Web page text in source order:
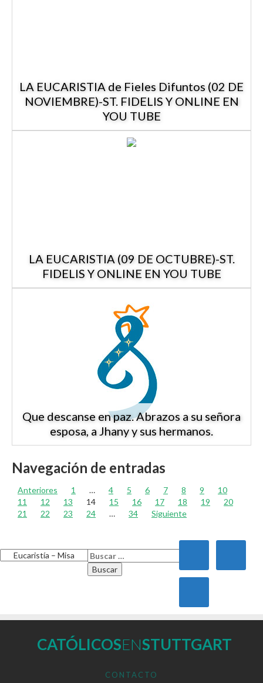
LA EUCARISTIA de Fieles Difuntos (02 DE
NOVIEMBRE)-ST. FIDELIS Y ONLINE EN
YOU TUBE
LA EUCARISTIA (09 DE OCTUBRE)-ST.
FIDELIS Y ONLINE EN YOU TUBE
Que descanse en paz. Abrazos a su señora
esposa, a Jhany y sus hermanos.
Navegación de entradas
Anteriores 1 … 4 5 6 7 8 9
10
11
12 13 14 15 16 17 18 19
20
21
22 23 24 … 34 Siguiente
CATÓLICOSENSTUTTGART
CONTACTO